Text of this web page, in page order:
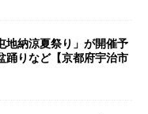
地納涼夏祭り」が開催予
踊りなど【京都府宇治市